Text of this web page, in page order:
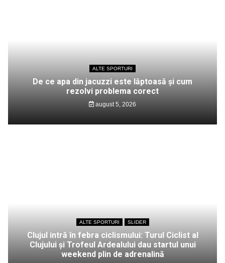
ALTE SPORTURI
De ce apa din jacuzzi este lăptoasă și cum
rezolvi problema corect
august 5, 2026
ALTE SPORTURI SLIDER
Clujul intră în febra ciclismului: Turul Ciclist al
Clujului și Trofeul Ardealului dau startul unui
weekend plin de adrenalină